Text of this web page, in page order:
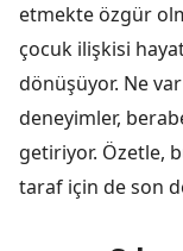
etmekte özgür
çocuk ilişkisi
dönüşüyor. Ne
deneyimler,
getiriyor. Özetle,
taraf için de son